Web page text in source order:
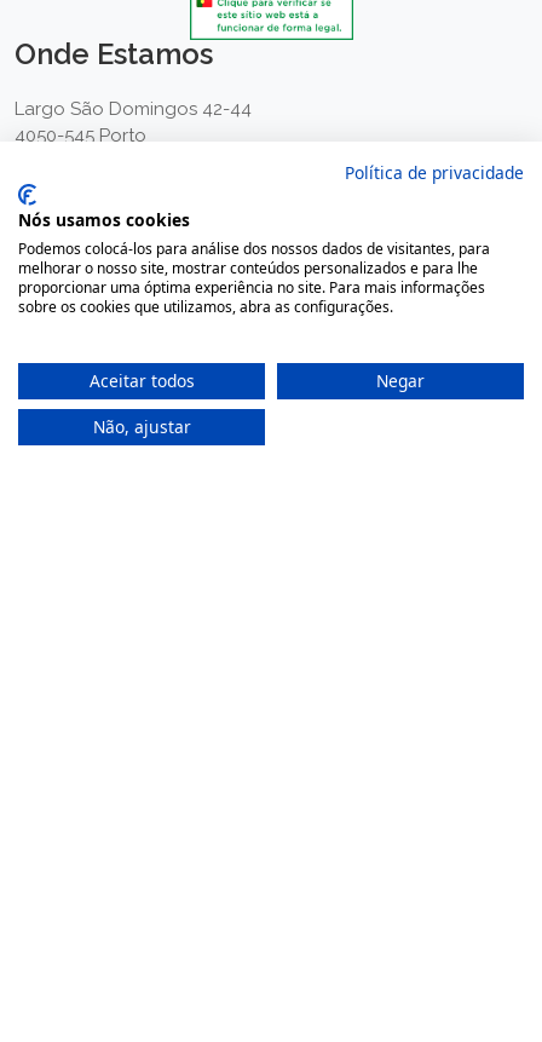
Onde Estamos
Largo São Domingos 42-44
4050-545 Porto
(+351) 22 200 35 45
(Chamada para rede fixa nacional)
(+351) 912 474 321
(Chamada para rede móvel nacional)
A Minha Conta
Login
Política de privacidade
Nós usamos cookies
Podemos colocá-los para análise dos nossos dados de visitantes, para
melhorar o nosso site, mostrar conteúdos personalizados e para lhe
proporcionar uma óptima experiência no site. Para mais informações
sobre os cookies que utilizamos, abra as configurações.
Aceitar todos
Negar
Não, ajustar